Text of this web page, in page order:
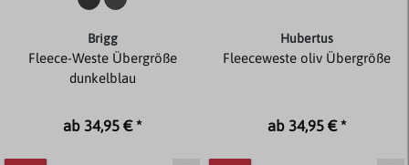
Brigg
Fleece-Weste Übergröße
dunkelblau
ab 34,95 € *
Hubertus
Fleeceweste oliv Übergröße
ab 34,95 € *